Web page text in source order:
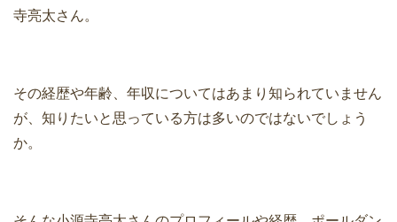
寺亮太さん。
その経歴や年齢、年収についてはあまり知られていません
が、知りたいと思っている方は多いのではないでしょう
か。